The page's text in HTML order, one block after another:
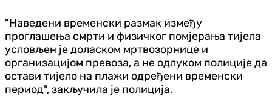
"Наведени временски размак између
проглашења смрти и физичког помјерања тијела
условљен је доласком мртвозорнице и
организацијом превоза, а не одлуком полиције да
остави тијело на плажи одређени временски
период", закључила је полиција.